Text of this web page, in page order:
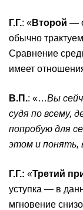
Г.Г.: «Второй —
обычно
Сравнение
имеет
В.П.: «…Вы
судя по всему,
попробую для
этом и понять,
Г.Г.: «Третий
уступка — в
мгновение